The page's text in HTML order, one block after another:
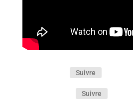
Suivre
Suivre